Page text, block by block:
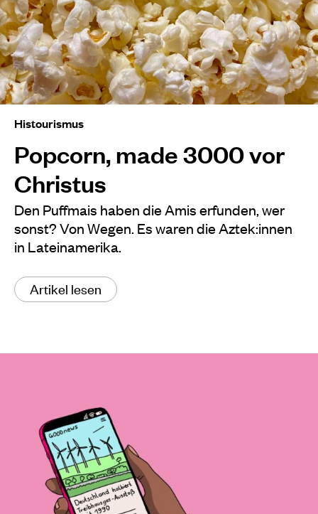
Histourismus
Popcorn, made 3000 vor
Christus
Den Puffmais haben die Amis erfunden, wer
sonst? Von Wegen. Es waren die Aztek:innen
in Lateinamerika.
Artikel lesen